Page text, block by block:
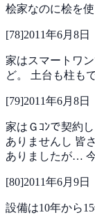
桧家なのに桧を
[78]2011年6月8日
家はスマートワン
ど。 土台も柱も
[79]2011年6月8日
家はＧｺﾝで契約
ありませんし 皆
ありましたが…
[80]2011年6月9日
設備は10年から